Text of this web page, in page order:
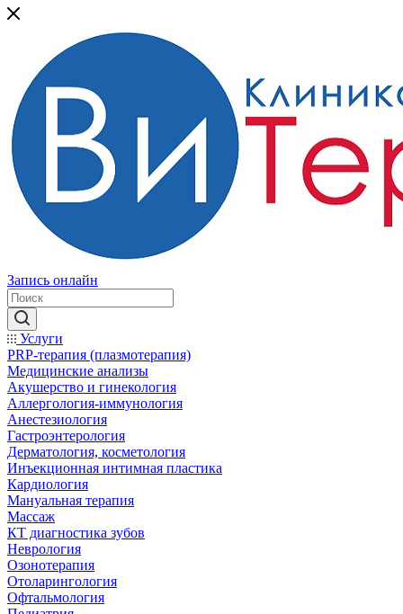
Запись онлайн
Услуги
PRP-терапия (плазмотерапия)
Медицинские анализы
Акушерство и гинекология
Аллергология-иммунология
Анестезиология
Гастроэнтерология
Дерматология, косметология
Инъекционная интимная пластика
Кардиология
Мануальная терапия
Массаж
КТ диагностика зубов
Неврология
Озонотерапия
Отоларингология
Офтальмология